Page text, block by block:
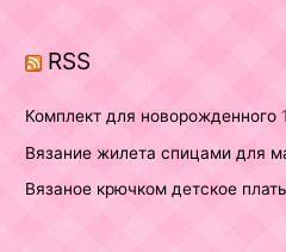
:
RSS
Комплект для новорожденного
Вязание жилета спицами для
Вязаное крючком детское